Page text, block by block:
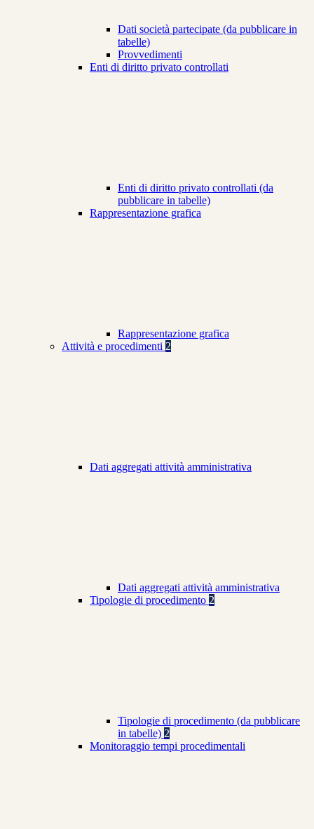
Dati società partecipate (da pubblicare in
tabelle)
Provvedimenti
Enti di diritto privato controllati
Enti di diritto privato controllati (da
pubblicare in tabelle)
Rappresentazione grafica
Rappresentazione grafica
Attività e procedimenti 2
Dati aggregati attività amministrativa
Dati aggregati attività amministrativa
Tipologie di procedimento 2
Tipologie di procedimento (da pubblicare
in tabelle) 2
Monitoraggio tempi procedimentali